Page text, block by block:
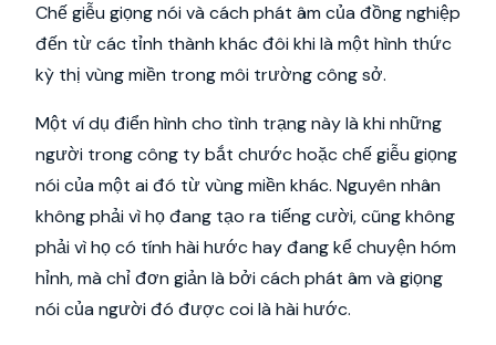
Chế giễu giọng nói và cách phát âm của đồng nghiệp
đến từ các tỉnh thành khác đôi khi là một hình thức
kỳ thị vùng miền trong môi trường công sở.
Một ví dụ điển hình cho tình trạng này là khi những
người trong công ty bắt chước hoặc chế giễu giọng
nói của một ai đó từ vùng miền khác. Nguyên nhân
không phải vì họ đang tạo ra tiếng cười, cũng không
phải vì họ có tính hài hước hay đang kể chuyện hóm
hỉnh, mà chỉ đơn giản là bởi cách phát âm và giọng
nói của người đó được coi là hài hước.